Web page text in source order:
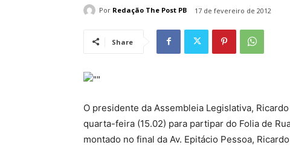
Por Redação The Post PB 17 de fevereiro de 2012
Share
O presidente da Assembleia Legislativa,
quarta-feira (15.02) para partipar do Folia de
montado no final da Av. Epitácio Pessoa,